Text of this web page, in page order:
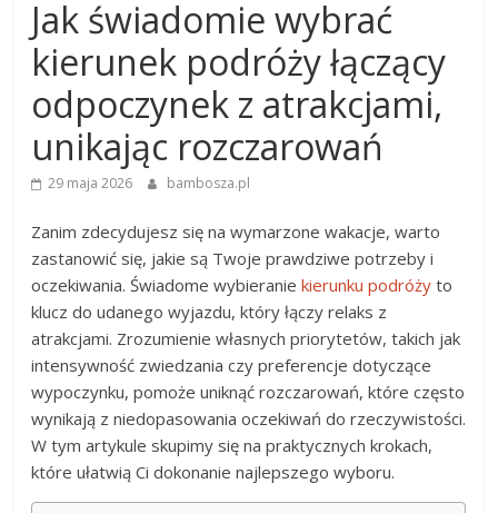
Jak świadomie wybrać
kierunek podróży łączący
odpoczynek z atrakcjami,
unikając rozczarowań
29 maja 2026 bambosza.pl
Zanim zdecydujesz się na wymarzone wakacje, warto
zastanowić się, jakie są Twoje prawdziwe potrzeby i
oczekiwania. Świadome wybieraniekierunku podróży to
klucz do udanego wyjazdu, który łączy relaks z
atrakcjami. Zrozumienie własnych priorytetów, takich jak
intensywność zwiedzania czy preferencje dotyczące
wypoczynku, pomoże uniknąć rozczarowań, które często
wynikają z niedopasowania oczekiwań do rzeczywistości.
W tym artykule skupimy się na praktycznych krokach,
które ułatwią Ci dokonanie najlepszego wyboru.